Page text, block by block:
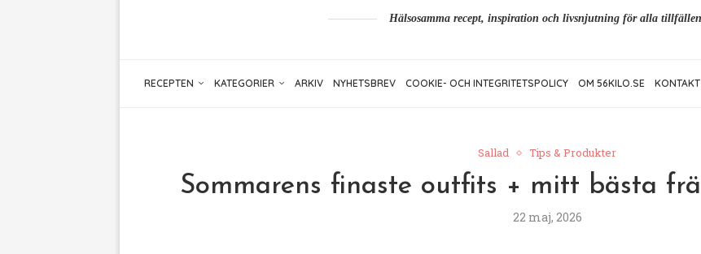
Hälsosamma recept, inspiration och livsnjutning för alla
RECEPTEN KATEGORIER ARKIV NYHETSBREV COOKIE- OCH INTEGRITETSPOLICY OM 56KILO.SE KONTAKT
Sallad Tips & Produkter
Sommarens finaste outfits + mitt bästa
22 maj, 2026